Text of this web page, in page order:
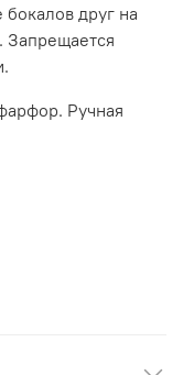
друг на
Запрещается
Ручная